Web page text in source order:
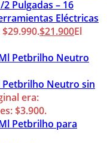
Pulgadas – 16
Eléctricas
$21.900El
Petbrilho Neutro sin
era:
$3.900.